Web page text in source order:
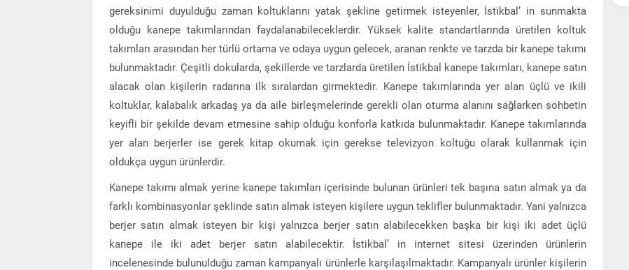
gereksinimi duyulduğu zaman koltuklarını yatak şekline getirmek isteyenler, İstikbal’ in sunmakta
olduğu kanepe takımlarından faydalanabileceklerdir. Yüksek kalite standartlarında üretilen koltuk
takımları arasından her türlü ortama ve odaya uygun gelecek, aranan renkte ve tarzda bir kanepe takımı
bulunmaktadır. Çeşitli dokularda, şekillerde ve tarzlarda üretilen İstikbal kanepe takımları, kanepe satın
alacak olan kişilerin radarına ilk sıralardan girmektedir. Kanepe takımlarında yer alan üçlü ve ikili
koltuklar, kalabalık arkadaş ya da aile birleşmelerinde gerekli olan oturma alanını sağlarken sohbetin
keyifli bir şekilde devam etmesine sahip olduğu konforla katkıda bulunmaktadır. Kanepe takımlarında
yer alan berjerler ise gerek kitap okumak için gerekse televizyon koltuğu olarak kullanmak için
oldukça uygun ürünlerdir.
Kanepe takımı almak yerine kanepe takımları içerisinde bulunan ürünleri tek başına satın almak ya da
farklı kombinasyonlar şeklinde satın almak isteyen kişilere uygun teklifler bulunmaktadır. Yani yalnızca
berjer satın almak isteyen bir kişi yalnızca berjer satın alabilecekken başka bir kişi iki adet üçlü
kanepe ile iki adet berjer satın alabilecektir. İstikbal’ in internet sitesi üzerinden ürünlerin
incelenesinde bulunulduğu zaman kampanyalı ürünlerle karşılaşılmaktadır. Kampanyalı ürünler kişilerin